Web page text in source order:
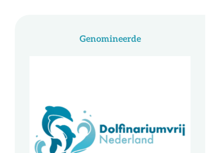
Genomineerde